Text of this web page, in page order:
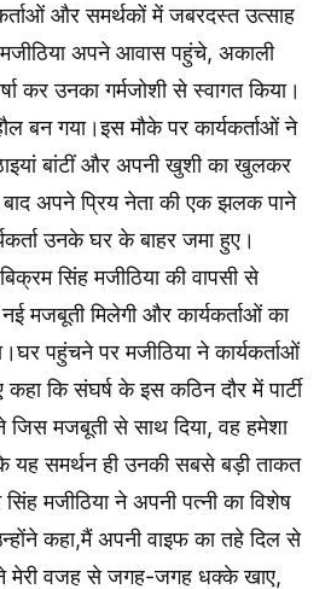
और समर्थकों में जबरदस्त उत्साह
अपने आवास पहुंचे, अकाली
कर उनका गर्मजोशी से स्वागत किया।
बन गया।इस मौके पर कार्यकर्ताओं ने
बांटीं और अपनी खुशी का खुलकर
अपने प्रिय नेता की एक झलक पाने
उनके घर के बाहर जमा हुए।
सिंह मजीठिया की वापसी से
मजबूती मिलेगी और कार्यकर्ताओं का
पहुंचने पर मजीठिया ने कार्यकर्ताओं
कि संघर्ष के इस कठिन दौर में पार्टी
जिस मजबूती से साथ दिया, वह हमेशा
यह समर्थन ही उनकी सबसे बड़ी ताकत
मजीठिया ने अपनी पत्नी का विशेष
कहा,मैं अपनी वाइफ का तहे दिल से
मेरी वजह से जगह-जगह धक्के खाए,